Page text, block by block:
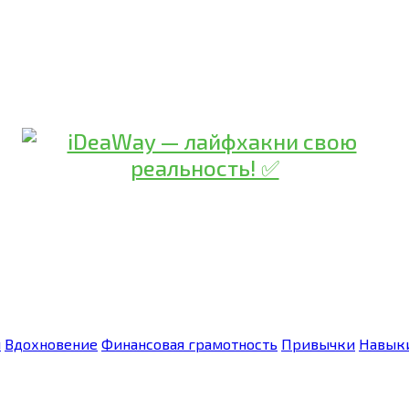
Вдохновение Финансовая грамотность Привычки